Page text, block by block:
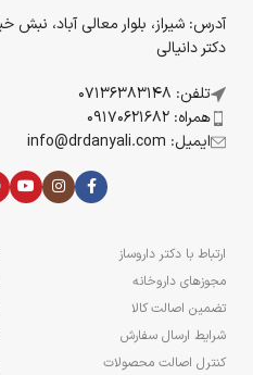
آدرس: شیراز، بلوار معالی آباد، نبش
دکتر دانیالی
تلفن: 07136383148
همراه: 09170621682
ایمیل: info@drdanyali.com
ارتباط با دکتر داروساز
مجوزهای داروخانه
تضمین اصالت کالا
شرایط ارسال سفارش
کنترل اصالت محصولات